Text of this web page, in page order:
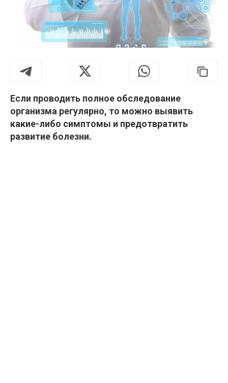
Если проводить полное обследование
организма регулярно, то можно выявить
какие-либо симптомы и предотвратить
развитие болезни.